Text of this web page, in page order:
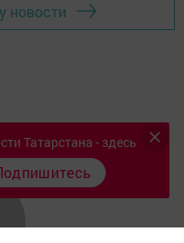
новости
Татарстана - здесь